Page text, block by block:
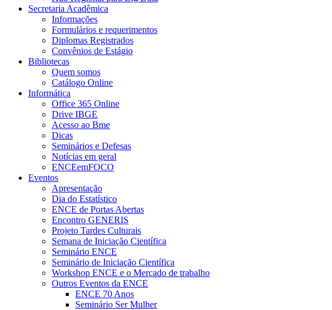
Secretaria Acadêmica
Informações
Formulários e requerimentos
Diplomas Registrados
Convênios de Estágio
Bibliotecas
Quem somos
Catálogo Online
Informática
Office 365 Online
Drive IBGE
Acesso ao Bme
Dicas
Seminários e Defesas
Notícias em geral
ENCEemFOCO
Eventos
Apresentação
Dia do Estatístico
ENCE de Portas Abertas
Encontro GENERIS
Projeto Tardes Culturais
Semana de Iniciação Científica
Seminário ENCE
Seminário de Iniciação Científica
Workshop ENCE e o Mercado de trabalho
Outros Eventos da ENCE
ENCE 70 Anos
Seminário Ser Mulher